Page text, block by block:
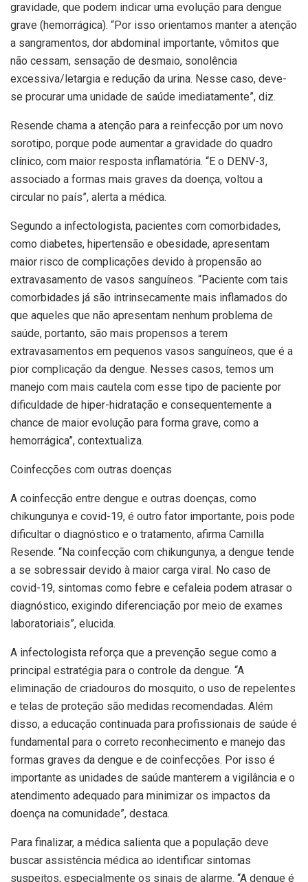
gravidade, que podem indicar uma evolução para dengue
grave (hemorrágica). “Por isso orientamos manter a atenção
a sangramentos, dor abdominal importante, vômitos que
não cessam, sensação de desmaio, sonolência
excessiva/letargia e redução da urina. Nesse caso, deve-
se procurar uma unidade de saúde imediatamente”, diz.
Resende chama a atenção para a reinfecção por um novo
sorotipo, porque pode aumentar a gravidade do quadro
clínico, com maior resposta inflamatória. “E o DENV-3,
associado a formas mais graves da doença, voltou a
circular no país”, alerta a médica.
Segundo a infectologista, pacientes com comorbidades,
como diabetes, hipertensão e obesidade, apresentam
maior risco de complicações devido à propensão ao
extravasamento de vasos sanguíneos. “Paciente com tais
comorbidades já são intrinsecamente mais inflamados do
que aqueles que não apresentam nenhum problema de
saúde, portanto, são mais propensos a terem
extravasamentos em pequenos vasos sanguíneos, que é a
pior complicação da dengue. Nesses casos, temos um
manejo com mais cautela com esse tipo de paciente por
dificuldade de hiper-hidratação e consequentemente a
chance de maior evolução para forma grave, como a
hemorrágica”, contextualiza.
Coinfecções com outras doenças
A coinfecção entre dengue e outras doenças, como
chikungunya e covid-19, é outro fator importante, pois pode
dificultar o diagnóstico e o tratamento, afirma Camilla
Resende. “Na coinfecção com chikungunya, a dengue tende
a se sobressair devido à maior carga viral. No caso de
covid-19, sintomas como febre e cefaleia podem atrasar o
diagnóstico, exigindo diferenciação por meio de exames
laboratoriais”, elucida.
A infectologista reforça que a prevenção segue como a
principal estratégia para o controle da dengue. “A
eliminação de criadouros do mosquito, o uso de repelentes
e telas de proteção são medidas recomendadas. Além
disso, a educação continuada para profissionais de saúde é
fundamental para o correto reconhecimento e manejo das
formas graves da dengue e de coinfecções. Por isso é
importante as unidades de saúde manterem a vigilância e o
atendimento adequado para minimizar os impactos da
doença na comunidade”, destaca.
Para finalizar, a médica salienta que a população deve
buscar assistência médica ao identificar sintomas
suspeitos, especialmente os sinais de alarme. “A dengue é